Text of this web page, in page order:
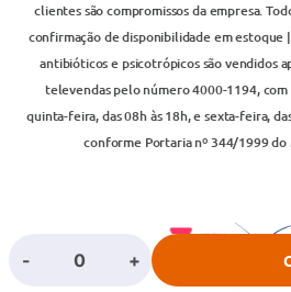
- +
clientes são compromissos da empresa.
confirmação de disponibilidade em
antibióticos e psicotrópicos são vendidos
televendas pelo número 4000-1194,
quinta-feira, das 08h às 18h, e sexta-feira,
conforme Portaria nº 344/1999 do